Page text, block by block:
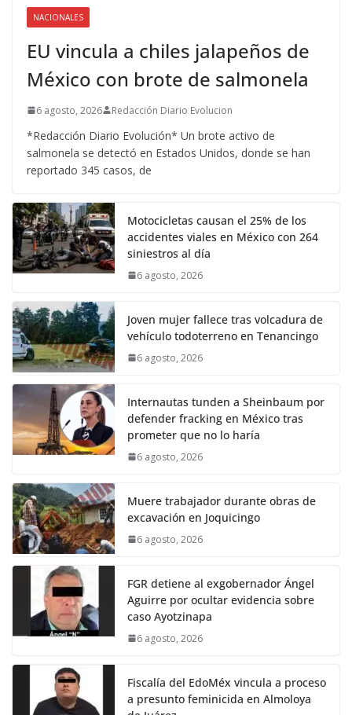
NACIONALES
EU vincula a chiles jalapeños de
México con brote de salmonela
6 agosto, 2026 Redacción Diario Evolucion
*Redacción Diario Evolución* Un brote activo de
salmonela se detectó en Estados Unidos, donde se han
reportado 345 casos, de
Motocicletas causan el 25% de los
accidentes viales en México con 264
siniestros al día
6 agosto, 2026
Joven mujer fallece tras volcadura de
vehículo todoterreno en Tenancingo
6 agosto, 2026
Internautas tunden a Sheinbaum por
defender fracking en México tras
prometer que no lo haría
6 agosto, 2026
Muere trabajador durante obras de
excavación en Joquicingo
6 agosto, 2026
FGR detiene al exgobernador Ángel
Aguirre por ocultar evidencia sobre
caso Ayotzinapa
6 agosto, 2026
Fiscalía del EdoMéx vincula a proceso
a presunto feminicida en Almoloya